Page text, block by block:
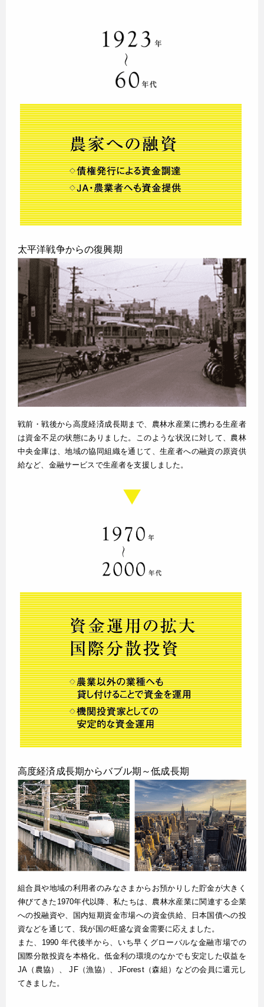
太平洋戦争からの復興期
戦前・戦後から高度経済成長期まで、農林水産業に携わる生産者
は資金不足の状態にありました。このような状況に対して、農林
中央金庫は、地域の協同組織を通じて、生産者への融資の原資供
給など、金融サービスで生産者を支援しました。
高度経済成長期からバブル期～低成長期
組合員や地域の利用者のみなさまからお預かりした貯金が大きく
伸びてきた1970年代以降、私たちは、農林水産業に関連する企業
への投融資や、国内短期資金市場への資金供給、日本国債への投
資などを通じて、我が国の旺盛な資金需要に応えました。
また、1990 年代後半から、いち早くグローバルな金融市場での
国際分散投資を本格化。低金利の環境のなかでも安定した収益を
JA（農協）、 JF（漁協）、JForest（森組）などの会員に還元し
てきました。